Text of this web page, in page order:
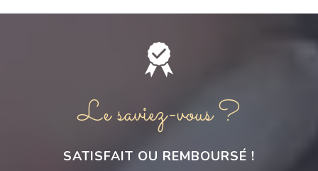
Le saviez-vous ?
SATISFAIT OU REMBOURSÉ !